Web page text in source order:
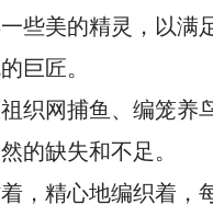
些美的精灵，以
巨匠。
织网捕鱼、编笼
的缺失和不足。
，精心地编织着，